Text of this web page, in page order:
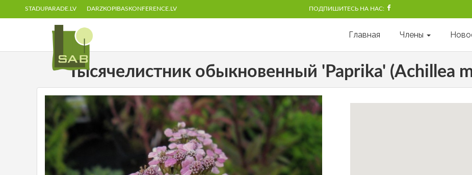
STADUPARADE.LV DARZKOPIBASKONFERENCE.LV ПОДПИШИТЕСЬ НА НАС:
Главная Члены
Тысячелистник обыкновенный 'Paprika' (Achillea